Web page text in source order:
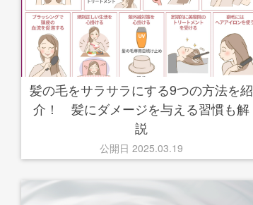
髪の毛をサラサラにする9つの方法を紹
介！ 髪にダメージを与える習慣も解
説
公開日 2025.03.19